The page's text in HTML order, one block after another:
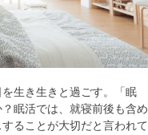
生き生きと過ごす。「眠
眠活では、就寝前後も含め
ることが大切だと言われて